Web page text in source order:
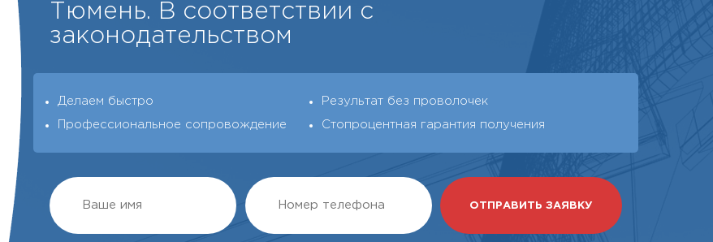
Тюмень. В соответствии с
законодательством
Делаем быстро Результат без проволочек
Профессиональное сопровождение Стопроцентная гарантия получения